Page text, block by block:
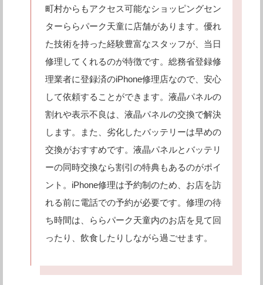
町村からもアクセス可能なショッピングセン
ターららパーク天童に店舗があります。優れ
た技術を持った経験豊富なスタッフが、当日
修理してくれるのが特徴です。総務省登録修
理業者に登録済のiPhone修理店なので、安心
して依頼することができます。液晶パネルの
割れや表示不良は、液晶パネルの交換で解決
します。また、劣化したバッテリーは早めの
交換がおすすめです。液晶パネルとバッテリ
ーの同時交換なら割引の特典もあるのがポイ
ント。iPhone修理は予約制のため、お店を訪
れる前に電話での予約が必要です。修理の待
ち時間は、ららパーク天童内のお店を見て回
ったり、飲食したりしながら過ごせます。